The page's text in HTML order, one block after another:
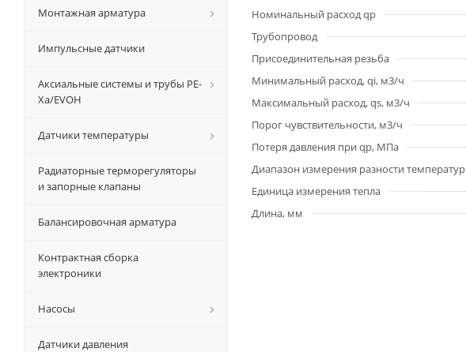
Номинальный расход qp
Трубопровод
Присоединительная резьба
Минимальный расход, qi, м3/ч
Максимальный расход, qs, м3/ч
Порог чувствительности, м3/ч
Потеря давления при qp, МПа
Диапазон измерения разности температур
Единица измерения тепла
Длина, мм
Монтажная арматура
Импульсные датчики
Аксиальные системы и трубы РЕ-
Ха/EVOH
Датчики температуры
Радиаторные терморегуляторы
и запорные клапаны
Балансировочная арматура
Контрактная сборка
электроники
Насосы
Датчики давления